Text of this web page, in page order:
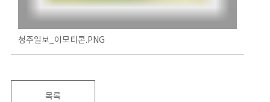
청주일보_이모티콘.PNG
목록